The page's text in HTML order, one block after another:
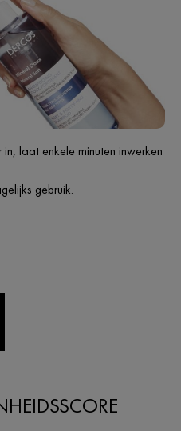
laat enkele minuten inwerken
gebruik.